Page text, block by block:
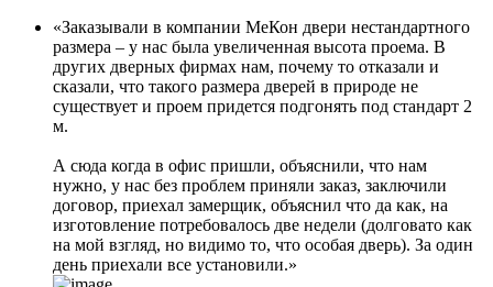
Заказывали в компании МеКон двери нестандартного
размера – у нас была увеличенная высота проема. В
других дверных фирмах нам, почему то отказали и
сказали, что такого размера дверей в природе не
существует и проем придется подгонять под стандарт 2
м.
А сюда когда в офис пришли, объяснили, что нам
нужно, у нас без проблем приняли заказ, заключили
договор, приехал замерщик, объяснил что да как, на
изготовление потребовалось две недели (долговато как
на мой взгляд, но видимо то, что особая дверь). За один
день приехали все установили.